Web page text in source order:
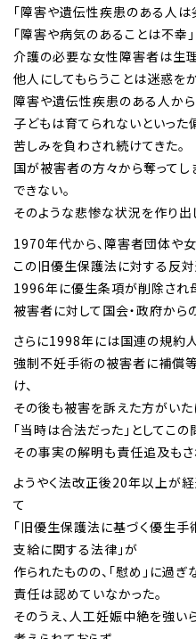
「障害や遺伝性疾患のある人は
「障害や病気のあることは不幸
介護の必要な女性障害者は生
他人にしてもらうことは迷惑を
障害や遺伝性疾患のある人か
子どもは育てられないといった
苦しみを負わされ続けてきた。
国が被害者の方々から奪ってし
できない。
そのような悲惨な状況を作り
1970年代から、障害者団体や
この旧優生保護法に対する反対
1996年に優生条項が削除され
被害者に対して国会・政府から
さらに1998年には国連の規約
強制不妊手術の被害者に補償
け、
その後も被害を訴えた方がいた
「当時は合法だった」としてこ
その事実の解明も責任追及もさ
ようやく法改正後20年以上が
て
「旧優生保護法に基づく優生
支給に関する法律」が
作られたものの、「慰め」に過
責任は認めていなかった。
そのうえ、人工妊娠中絶を強